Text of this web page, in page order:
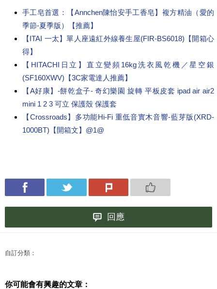
手工皂首選：【Annchen陳怡安手工香皂】複方精油（愛的
季節-夏季版）【推薦】
【ITAI 一太】單人座遠紅外線養生屋(FIR-BS6018)【開箱心
得】
【HITACHI日立】直立變頻16kg洗衣風乾機／星空銀
(SF160XWV)【3C家電達人推薦】
【A好康】-餅乾盒子- 奇幻樂園 旋轉 平板皮套 ipad air air2
mini 1 2 3 可立 保護殼 保護套
【Crossroads】多功能Hi-Fi 重低音實木音響-藍芽版(XRD-
1000BT)【開箱文】@1@
回應
自訂分類：
你可能會有興趣的文章：